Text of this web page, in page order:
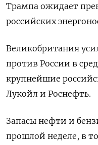
Трампа ожидает
российских
Великобритания
против России в
крупнейшие
Лукойл и Роснефть.
Запасы нефти и
прошлой неделе, в